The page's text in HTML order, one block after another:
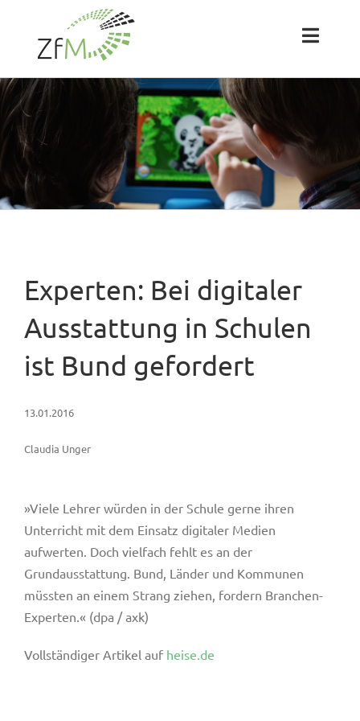
springen
Toggle
Team
Projekte
Experten: Bei digitaler
Ausstattung in Schulen
ist Bund gefordert
13.01.2016
Claudia Unger
»Viele Lehrer würden in der Schule gerne ihren
Unterricht mit dem Einsatz digitaler Medien
aufwerten. Doch vielfach fehlt es an der
Grundausstattung. Bund, Länder und Kommunen
müssten an einem Strang ziehen, fordern Branchen-
Experten.« (dpa / axk)
Vollständiger Artikel auf heise.de